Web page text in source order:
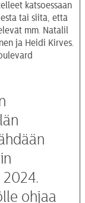
katsoessaan
tai siitä, että
mm. Natalil
ja Heidi Kirves.
2024.
ohjaa